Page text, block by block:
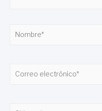
electrónico*